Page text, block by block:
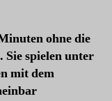
ohne die
Sie spielen unter
mit dem